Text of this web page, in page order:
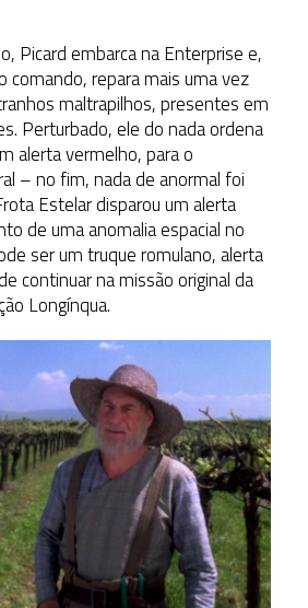
Picard embarca na Enterprise e,
comando, repara mais uma vez
maltrapilhos, presentes em
Perturbado, ele do nada ordena
alerta vermelho, para o
– no fim, nada de anormal foi
Estelar disparou um alerta
de uma anomalia espacial no
ser um truque romulano, alerta
continuar na missão original da
Longínqua.